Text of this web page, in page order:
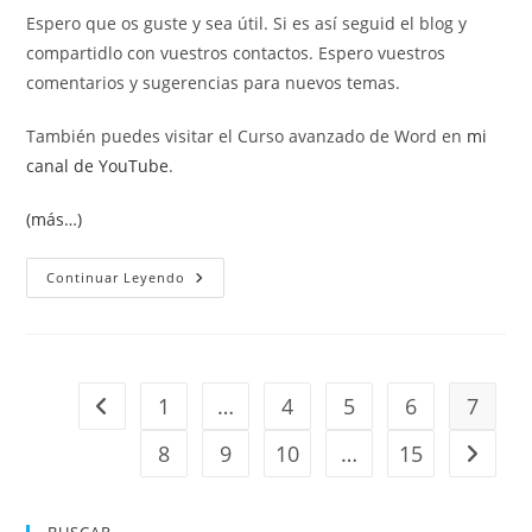
Espero que os guste y sea útil. Si es así seguid el blog y
compartidlo con vuestros contactos. Espero vuestros
comentarios y sugerencias para nuevos temas.
También puedes visitar el Curso avanzado de Word en mi
canal de YouTube.
(más…)
Continuar Leyendo Funciones
Si
Ir a la página anterior
1 … 4 5 6
7
8
9 10 … 15 Ir a la